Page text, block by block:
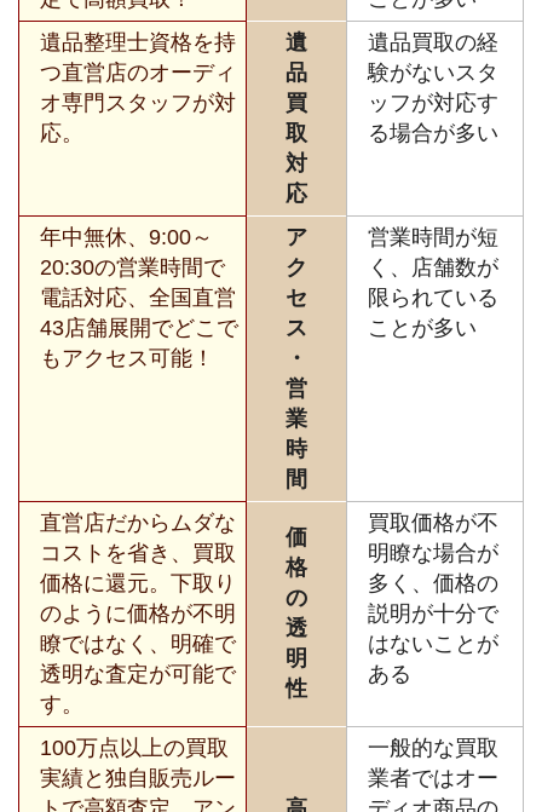
遺品整理士資格を持
つ直営店のオーディ
オ専門スタッフが対
応。
遺
品
買
取
対
応
遺品買取の経
験がないスタ
ッフが対応す
る場合が多い
年中無休、9:00～
20:30の営業時間で
電話対応、全国直営
43店舗展開でどこで
もアクセス可能！
ア
ク
セ
ス
・
営
業
時
間
営業時間が短
く、店舗数が
限られている
ことが多い
直営店だからムダな
コストを省き、買取
価格に還元。下取り
のように価格が不明
瞭ではなく、明確で
透明な査定が可能で
す。
価
格
の
透
明
性
買取価格が不
明瞭な場合が
多く、価格の
説明が十分で
はないことが
ある
100万点以上の買取
実績と独自販売ルー
一般的な買取
業者ではオー